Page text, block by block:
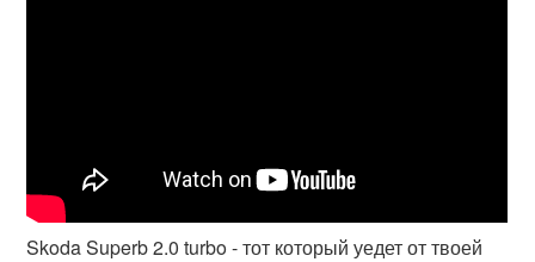
Skoda Superb 2.0 turbo - тот который уедет от твоей